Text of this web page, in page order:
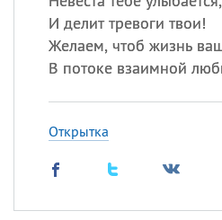
И делит тревоги твои!
Желаем, чтоб жизнь
В потоке взаимной
Открытка